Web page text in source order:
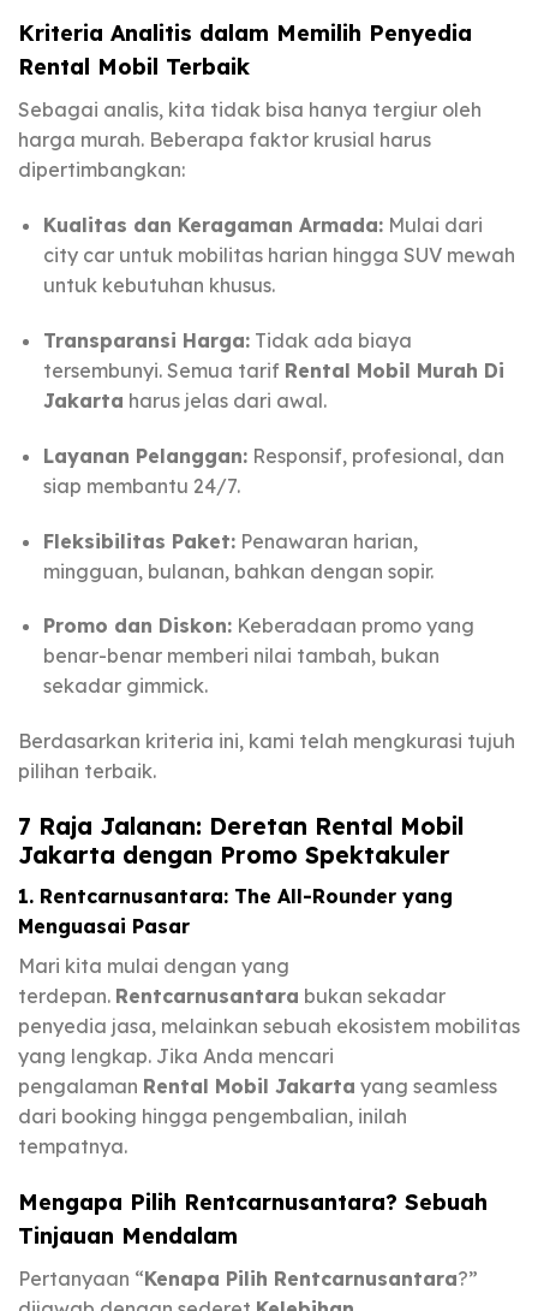
Kriteria Analitis dalam Memilih Penyedia
Rental Mobil Terbaik
Sebagai analis, kita tidak bisa hanya tergiur oleh
harga murah. Beberapa faktor krusial harus
dipertimbangkan:
Kualitas dan Keragaman Armada:Mulai dari
city car untuk mobilitas harian hingga SUV mewah
untuk kebutuhan khusus.
Transparansi Harga:Tidak ada biaya
tersembunyi. Semua tarif Rental Mobil Murah Di
Jakarta harus jelas dari awal.
Layanan Pelanggan:Responsif, profesional, dan
siap membantu 24/7.
Fleksibilitas Paket:Penawaran harian,
mingguan, bulanan, bahkan dengan sopir.
Promo dan Diskon:Keberadaan promo yang
benar-benar memberi nilai tambah, bukan
sekadar gimmick.
Berdasarkan kriteria ini, kami telah mengkurasi tujuh
pilihan terbaik.
7 Raja Jalanan: Deretan Rental Mobil
Jakarta dengan Promo Spektakuler
1. Rentcarnusantara: The All-Rounder yang
Menguasai Pasar
Mari kita mulai dengan yang
terdepan. Rentcarnusantara bukan sekadar
penyedia jasa, melainkan sebuah ekosistem mobilitas
yang lengkap. Jika Anda mencari
pengalaman Rental Mobil Jakarta yang seamless
dari booking hingga pengembalian, inilah
tempatnya.
Mengapa Pilih Rentcarnusantara? Sebuah
Tinjauan Mendalam
Pertanyaan “Kenapa Pilih Rentcarnusantara?”